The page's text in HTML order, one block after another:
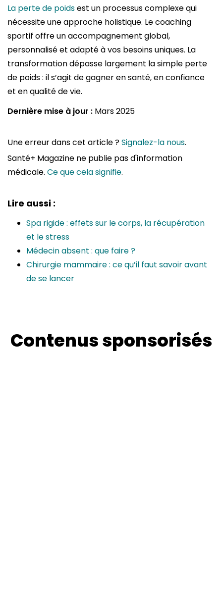
La perte de poidsest un processus complexe qui
nécessite une approche holistique. Le coaching
sportif offre un accompagnement global,
personnalisé et adapté à vos besoins uniques. La
transformation dépasse largement la simple perte
de poids : il s’agit de gagner en santé, en confiance
et en qualité de vie.
Dernière mise à jour : Mars 2025
Une erreur dans cet article ?Signalez-la nous.
Santé+ Magazine ne publie pas d'information
médicale. Ce que cela signifie.
Lire aussi :
Spa rigide : effets sur le corps, la récupération
et le stress
Médecin absent : que faire ?
Chirurgie mammaire : ce qu’il faut savoir avant
de se lancer
Contenus sponsorisés